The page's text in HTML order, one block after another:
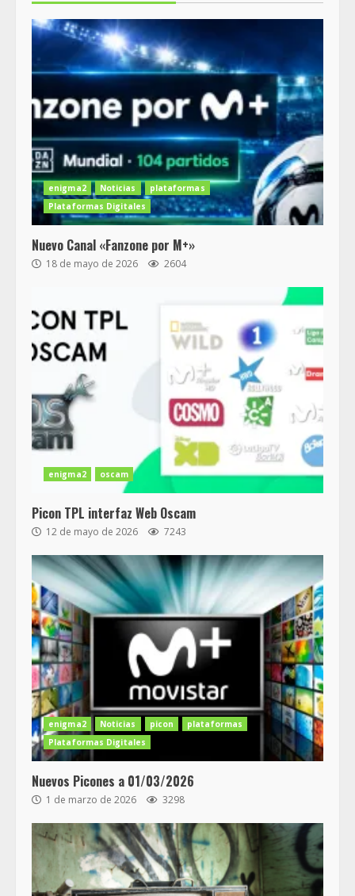
enigma2 Noticias
plataformas
Plataformas Digitales
Nuevo Canal «Fanzone por M+»
18 de mayo de 2026 2604
enigma2 oscam
Picon TPL interfaz Web Oscam
12 de mayo de 2026 7243
enigma2 Noticias picon
plataformas
Plataformas Digitales
Nuevos Picones a 01/03/2026
1 de marzo de 2026 3298